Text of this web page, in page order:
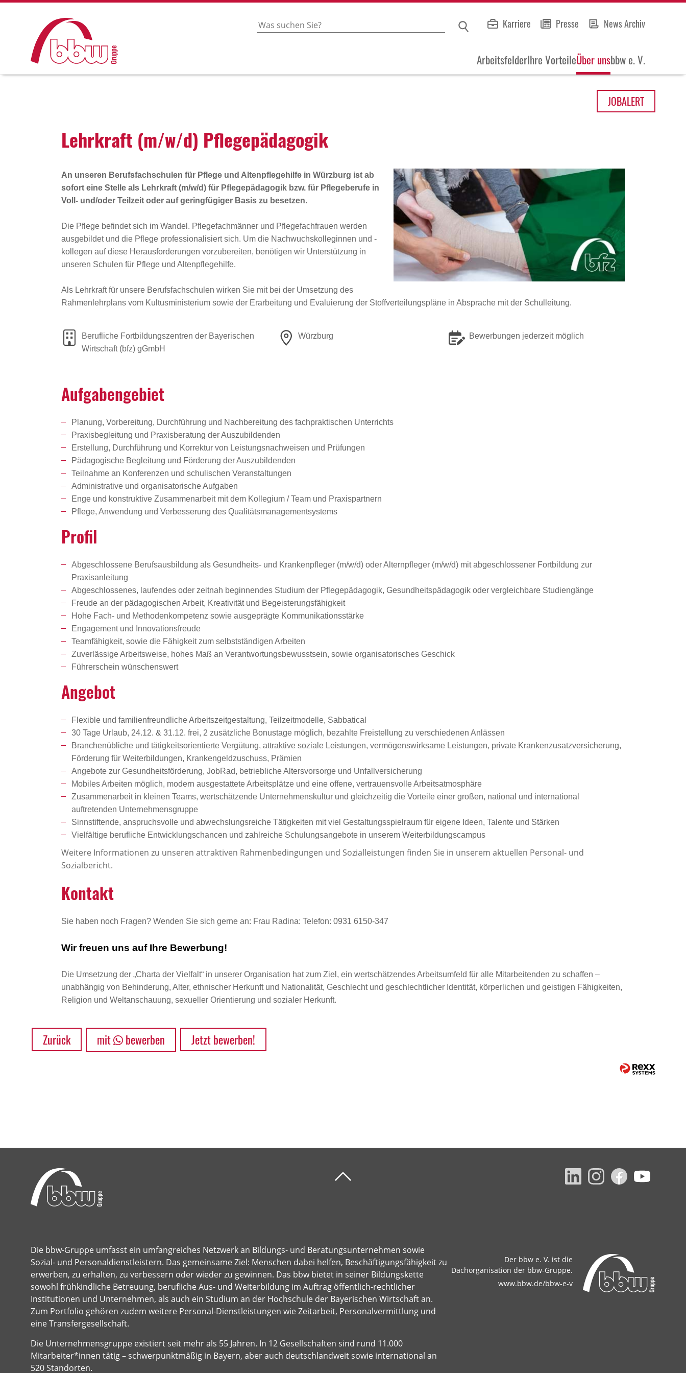
Karriere Presse News Archiv
ArbeitsfelderIhre VorteileÜber unsbbw e. V.
JOBALERT
Lehr­kraft (m/w/d) Pfle­ge­päd­agogik
An unseren Berufsfachschulen für Pflege und Altenpflegehilfe in Würzburg ist ab
sofort eine Stelle als Lehrkraft (m/w/d) für Pflegepädagogik bzw. für Pflegeberufe in
Voll- und/oder Teilzeit oder auf geringfügiger Basis zu besetzen.
Die Pflege befindet sich im Wandel. Pflegefachmänner und Pflegefachfrauen werden
ausgebildet und die Pflege professionalisiert sich. Um die Nachwuchskolleginnen und -
kollegen auf diese Herausforderungen vorzubereiten, benötigen wir Unterstützung in
unseren Schulen für Pflege und Altenpflegehilfe.
Als Lehrkraft für unsere Berufsfachschulen wirken Sie mit bei der Umsetzung des
Rahmenlehrplans vom Kultusministerium sowie der Erarbeitung und Evaluierung der Stoffverteilungspläne in Absprache mit der Schulleitung.
Berufliche Fortbildungszentren der Bayerischen
Wirtschaft (bfz) gGmbH
Würzburg Bewerbungen jederzeit möglich
Aufga­ben­ge­biet
Planung, Vorbereitung, Durchführung und Nachbereitung des fachpraktischen Unterrichts
Praxisbegleitung und Praxisberatung der Auszubildenden
Erstellung, Durchführung und Korrektur von Leistungsnachweisen und Prüfungen
Pädagogische Begleitung und Förderung der Auszubildenden
Teilnahme an Konferenzen und schulischen Veranstaltungen
Administrative und organisatorische Aufgaben
Enge und konstruktive Zusammenarbeit mit dem Kollegium / Team und Praxispartnern
Pflege, Anwendung und Verbesserung des Qualitätsmanagementsystems
Profil
Abgeschlossene Berufsausbildung als Gesundheits- und Krankenpfleger (m/w/d) oder Alternpfleger (m/w/d) mit abgeschlossener Fortbildung zur
Praxisanleitung
Abgeschlossenes, laufendes oder zeitnah beginnendes Studium der Pflegepädagogik, Gesundheitspädagogik oder vergleichbare Studiengänge
Freude an der pädagogischen Arbeit, Kreativität und Begeisterungsfähigkeit
Hohe Fach- und Methodenkompetenz sowie ausgeprägte Kommunikationsstärke
Engagement und Innovationsfreude
Teamfähigkeit, sowie die Fähigkeit zum selbstständigen Arbeiten
Zuverlässige Arbeitsweise, hohes Maß an Verantwortungsbewusstsein, sowie organisatorisches Geschick
Führerschein wünschenswert
Angebot
Flexible und familienfreundliche Arbeitszeitgestaltung, Teilzeitmodelle, Sabbatical
30 Tage Urlaub, 24.12. & 31.12. frei, 2 zusätzliche Bonustage möglich, bezahlte Freistellung zu verschiedenen Anlässen
Branchenübliche und tätigkeitsorientierte Vergütung, attraktive soziale Leistungen, vermögenswirksame Leistungen, private Krankenzusatzversicherung,
Förderung für Weiterbildungen, Krankengeldzuschuss, Prämien
Angebote zur Gesundheitsförderung, JobRad, betriebliche Altersvorsorge und Unfallversicherung
Mobiles Arbeiten möglich, modern ausgestattete Arbeitsplätze und eine offene, vertrauensvolle Arbeitsatmosphäre
Zusammenarbeit in kleinen Teams, wertschätzende Unternehmenskultur und gleichzeitig die Vorteile einer großen, national und international
auftretenden Unternehmensgruppe
Sinnstiftende, anspruchsvolle und abwechslungsreiche Tätigkeiten mit viel Gestaltungsspielraum für eigene Ideen, Talente und Stärken
Vielfältige berufliche Entwicklungschancen und zahlreiche Schulungsangebote in unserem Weiterbildungscampus
Weitere Informationen zu unseren attraktiven Rahmenbedingungen und Sozialleistungen finden Sie in unserem aktuellen Personal- und
Sozialbericht.
Kontakt
Sie haben noch Fragen? Wenden Sie sich gerne an: Frau Radina: Telefon: 0931 6150-347
Wir freuen uns auf Ihre Bewerbung!
Die Umsetzung der „Charta der Vielfalt“ in unserer Organisation hat zum Ziel, ein wertschätzendes Arbeitsumfeld für alle Mitarbeitenden zu schaffen –
unabhängig von Behinderung, Alter, ethnischer Herkunft und Nationalität, Geschlecht und geschlechtlicher Identität, körperlichen und geistigen Fähigkeiten,
Religion und Weltanschauung, sexueller Orientierung und sozialer Herkunft.
Zurück mit bewerben Jetzt bewerben!
Die bbw-Gruppe umfasst ein umfangreiches Netzwerk an Bildungs- und Beratungsunternehmen sowie
Sozial- und Personaldienstleistern. Das gemeinsame Ziel: Menschen dabei helfen, Beschäftigungsfähigkeit zu
erwerben, zu erhalten, zu verbessern oder wieder zu gewinnen. Das bbw bietet in seiner Bildungskette
sowohl frühkindliche Betreuung, berufliche Aus- und Weiterbildung im Auftrag öffentlich-rechtlicher
Institutionen und Unternehmen, als auch ein Studium an der Hochschule der Bayerischen Wirtschaft an.
Zum Portfolio gehören zudem weitere Personal-Dienstleistungen wie Zeitarbeit, Personalvermittlung und
eine Transfergesellschaft.
Die Unternehmensgruppe existiert seit mehr als 55 Jahren. In 12 Gesellschaften sind rund 11.000
Mitarbeiter*innen tätig – schwerpunktmäßig in Bayern, aber auch deutschlandweit sowie international an
520 Standorten.
Der bbw e. V. ist die
Dachorganisation der bbw-Gruppe.
www.bbw.de/bbw-e-v